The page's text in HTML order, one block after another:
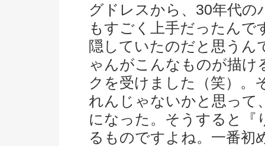
グドレスから、30年代
もすごく上手だったんで
隠していたのだと思うん
ゃんがこんなものが描け
クを受けました（笑）。
れんじゃないかと思って
になった。そうすると『
るものですよね。一番初